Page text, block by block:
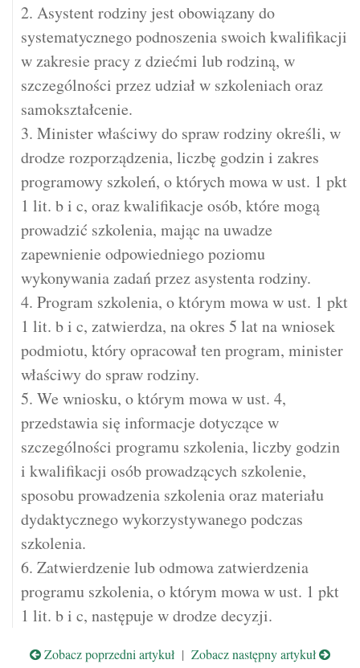
2. Asystent rodziny jest obowiązany do
systematycznego podnoszenia swoich kwalifikacji
w zakresie pracy z dziećmi lub rodziną, w
szczególności przez udział w szkoleniach oraz
samokształcenie.
3. Minister właściwy do spraw rodziny określi, w
drodze rozporządzenia, liczbę godzin i zakres
programowy szkoleń, o których mowa w ust. 1 pkt
1 lit. b i c, oraz kwalifikacje osób, które mogą
prowadzić szkolenia, mając na uwadze
zapewnienie odpowiedniego poziomu
wykonywania zadań przez asystenta rodziny.
4. Program szkolenia, o którym mowa w ust. 1 pkt
1 lit. b i c, zatwierdza, na okres 5 lat na wniosek
podmiotu, który opracował ten program, minister
właściwy do spraw rodziny.
5. We wniosku, o którym mowa w ust. 4,
przedstawia się informacje dotyczące w
szczególności programu szkolenia, liczby godzin
i kwalifikacji osób prowadzących szkolenie,
sposobu prowadzenia szkolenia oraz materiału
dydaktycznego wykorzystywanego podczas
szkolenia.
6. Zatwierdzenie lub odmowa zatwierdzenia
programu szkolenia, o którym mowa w ust. 1 pkt
1 lit. b i c, następuje w drodze decyzji.
Zobacz poprzedni artykuł | Zobacz następny artykuł